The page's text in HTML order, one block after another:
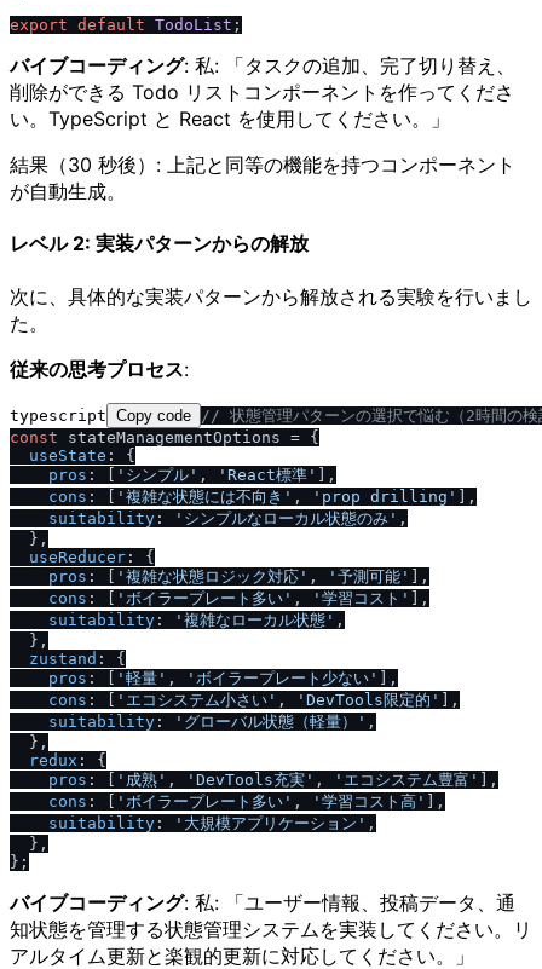
export default TodoList
バイブコーディング: 私: 「タスクの追加、完了切り替え、
削除ができる Todo リストコンポーネントを作ってくださ
い。TypeScript と React を使用してください。」
結果（30 秒後）: 上記と同等の機能を持つコンポーネント
が自動生成。
レベル 2: 実装パターンからの解放
次に、具体的な実装パターンから解放される実験を行いまし
た。
従来の思考プロセス:
typescript Copy code / / 状態管理パターンの選択で悩む（2時間の
const stateManagementOptions = {
useState : {
pros : [ 'シンプル' , 'React標準' ],
cons : [ '複雑な状態には不向き' , 'prop drilling' ],
suitability : 'シンプルなローカル状態のみ' ,
  },
useReducer : {
pros : [ '複雑な状態ロジック対応' , '予測可能' ],
cons : [ 'ボイラープレート多い' , '学習コスト' ],
suitability : '複雑なローカル状態' ,
  },
zustand : {
pros : [ '軽量' , 'ボイラープレート少ない' ],
cons : [ 'エコシステム小さい' , 'DevTools限定的' ],
suitability : 'グローバル状態（軽量）' ,
  },
redux : {
pros : [ '成熟' , 'DevTools充実' , 'エコシステム豊富' ],
cons : [ 'ボイラープレート多い' , '学習コスト高' ],
suitability : '大規模アプリケーション' ,
  },
バイブコーディング: 私: 「ユーザー情報、投稿データ、通
知状態を管理する状態管理システムを実装してください。リ
アルタイム更新と楽観的更新に対応してください。」